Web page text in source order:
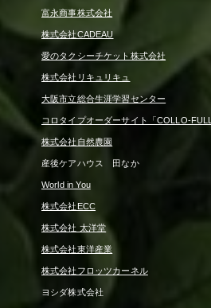
富永商事株式会社
株式会社CADEAU
愛のタクシーチケット株式会社
株式会社リキュリキュ
大阪市立総合生涯学習センター
コロタイプオーダーサイト「COLLO-FULL
株式会社自然農園
産後ケアハウス 田なか
World in You
株式会社ECC
株式会社 太洋堂
株式会社東洋産業
株式会社フロッツカーネル
ヨシダ株式会社